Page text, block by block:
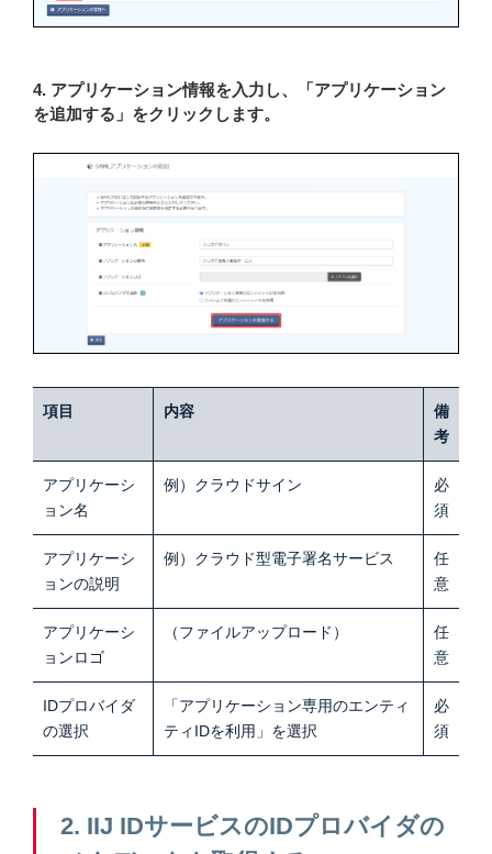
4. アプリケーション情報を入力し、「アプリケーション
を追加する」をクリックします。
項目 内容
備
考
アプリケーシ
ョン名
例）クラウドサイン
必
須
アプリケーシ
ョンの説明
例）クラウド型電子署名サービス
任
意
アプリケーシ
ョンロゴ
（ファイルアップロード）
任
意
IDプロバイダ
の選択
「アプリケーション専用のエンティ
ティIDを利用」を選択
必
須
2. IIJ IDサービスのIDプロバイダの